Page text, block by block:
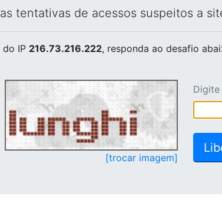
tentativas de acessos suspeitos a
do IP 216.73.216.222, responda ao desafio
[trocar imagem]
Digite